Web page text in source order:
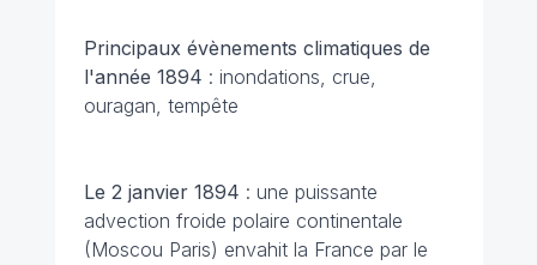
Principaux évènements climatiques de
l'année 1894 : inondations, crue,
ouragan, tempête
Le 2 janvier 1894 : une puissante
advection froide polaire continentale
(Moscou Paris) envahit la France par le